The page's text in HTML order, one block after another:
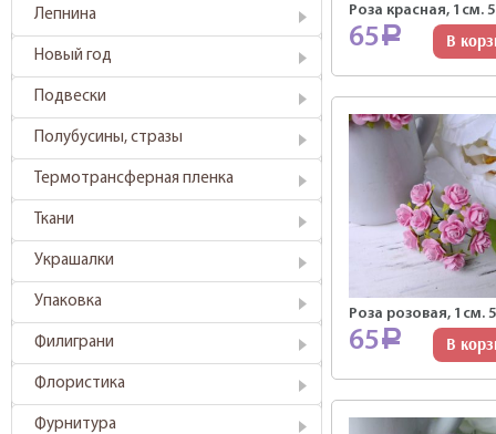
Лепнина
Новый год
Подвески
Полубусины, стразы
Термотрансферная пленка
Ткани
Украшалки
Упаковка
Филиграни
Флористика
Фурнитура
Роза красная, 1см.
65Р В
Роза розовая, 1см.
65Р В